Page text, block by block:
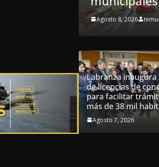
Agosto 8, 2026
Labranza
de licencias de
para facilitar
más de 38 mil
Agosto 7, 2026